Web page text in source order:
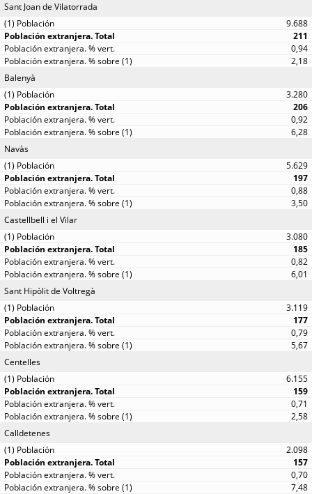
Sant Joan de Vilatorrada
9.688
211
0,94
2,18
Balenyà
3.280
206
0,92
6,28
Navàs
5.629
197
0,88
3,50
Castellbell i el Vilar
3.080
185
0,82
6,01
Sant Hipòlit de Voltregà
3.119
177
0,79
5,67
Centelles
6.155
159
0,71
2,58
Calldetenes
2.098
157
0,70
7,48